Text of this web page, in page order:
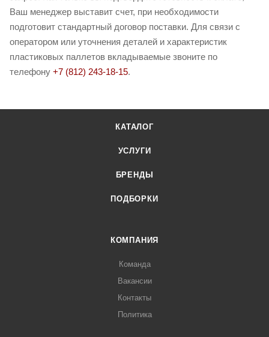
Ваш менеджер выставит счет, при необходимости
подготовит стандартный договор поставки. Для связи с
оператором или уточнения деталей и характеристик
пластиковых паллетов вкладываемые звоните по
телефону +7 (812) 243-18-15.
КАТАЛОГ
УСЛУГИ
БРЕНДЫ
ПОДБОРКИ
КОМПАНИЯ
Команда
Вакансии
Контакты
Политика